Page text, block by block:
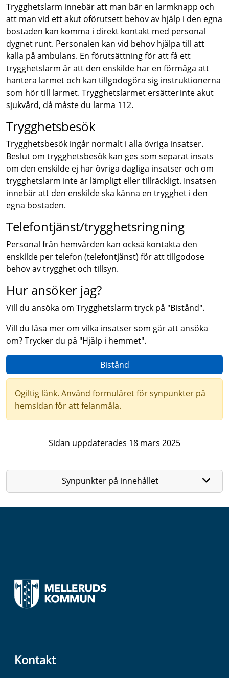
Trygghetslarm innebär att man bär en larmknapp och
att man vid ett akut oförutsett behov av hjälp i den egna
bostaden kan komma i direkt kontakt med personal
dygnet runt. Personalen kan vid behov hjälpa till att
kalla på ambulans. En förutsättning för att få ett
trygghetslarm är att den enskilde har en förmåga att
hantera larmet och kan tillgodogöra sig instruktionerna
som hör till larmet. Trygghetslarmet ersätter inte akut
sjukvård, då måste du larma 112.
Trygghetsbesök
Trygghetsbesök ingår normalt i alla övriga insatser.
Beslut om trygghetsbesök kan ges som separat insats
om den enskilde ej har övriga dagliga insatser och om
trygghetslarm inte är lämpligt eller tillräckligt. Insatsen
innebär att den enskilde ska känna en trygghet i den
egna bostaden.
Telefontjänst/trygghetsringning
Personal från hemvården kan också kontakta den
enskilde per telefon (telefontjänst) för att tillgodose
behov av trygghet och tillsyn.
Hur ansöker jag?
Vill du ansöka om Trygghetslarm tryck på "Bistånd".
Vill du läsa mer om vilka insatser som går att ansöka
om? Trycker du på "Hjälp i hemmet".
Bistånd
Ogiltig länk. Använd formuläret för synpunkter på
hemsidan för att felanmäla.
Sidan uppdaterades 18 mars 2025
Synpunkter på innehållet
Kontakt